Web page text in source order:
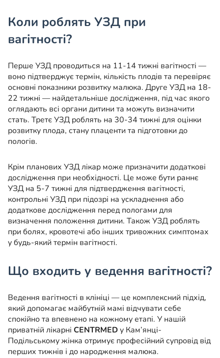
Коли роблять УЗД при
вагітності?
Перше УЗД проводиться на 11-14 тижні вагітності —
воно підтверджує термін, кількість плодів та перевіряє
основні показники розвитку малюка. Друге УЗД на 18-
22 тижні — найдетальніше дослідження, під час якого
оглядають всі органи дитини та можуть визначити
стать. Третє УЗД роблять на 30-34 тижні для оцінки
розвитку плода, стану плаценти та підготовки до
пологів.
Крім планових УЗД лікар може призначити додаткові
дослідження при необхідності. Це може бути раннє
УЗД на 5-7 тижні для підтвердження вагітності,
контрольні УЗД при підозрі на ускладнення або
додаткове дослідження перед пологами для
визначення положення дитини. Також УЗД роблять
при болях, кровотечі або інших тривожних симптомах
у будь-який термін вагітності.
Що входить у ведення вагітності?
Ведення вагітності в клініці — це комплексний підхід,
який допомагає майбутній мамі відчувати себе
спокійно та впевнено на кожному етапі. У нашій
приватній лікарні CENTRMEDу Кам’янці-
Подільському жінка отримує професійний супровід від
перших тижнів і до народження малюка.